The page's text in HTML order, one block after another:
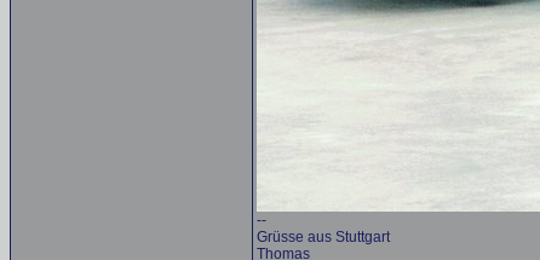
--
Grüsse aus Stuttgart
Thomas